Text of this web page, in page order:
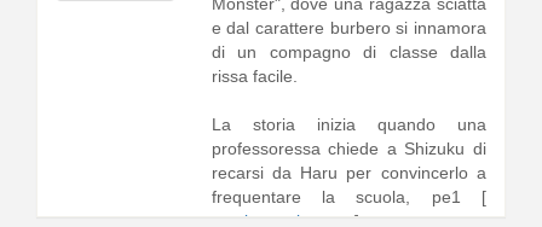
e dal carattere burbero si innamora
di un compagno di classe dalla
rissa facile.
La storia inizia quando una
professoressa chiede a Shizuku di
recarsi da Haru per convincerlo a
frequentare la scuola, pe1 [
continua a leggere]